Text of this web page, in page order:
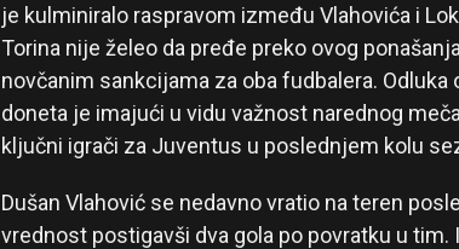
je kulminiralo raspravom između Vlahovića i
Torina nije želeo da pređe preko ovog
novčanim sankcijama za oba fudbalera.
doneta je imajući u vidu važnost narednog
ključni igrači za Juventus u poslednjem kolu
Dušan Vlahović se nedavno vratio na teren
vrednost postigavši dva gola po povratku u tim.